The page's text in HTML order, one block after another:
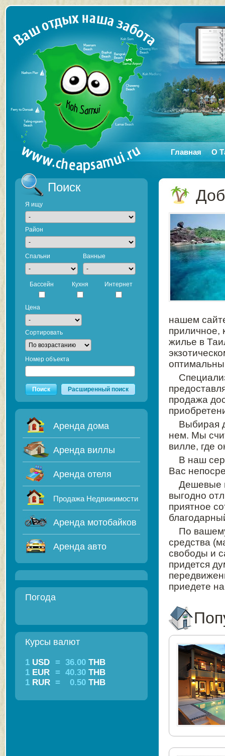
Главная О
Поиск
Я ищу
Район
Спальни Ванные
Бассейн Кухня Интернет
Цена
Сортировать
Номер объекта
Поиск Расширенный поиск
Аренда дома
Аренда виллы
Аренда отеля
Продажа Недвижимости
Аренда мотобайков
Аренда авто
Погода
Курсы валют
1 USD = 36.00 THB
1 EUR = 40.30 THB
1 RUR = 0.50 THB
нашем
приличное,
жилье в
продажа
Выбирая
нем. Мы
вилле, где
В наш
Вас
Дешевые
выгодно
приятное
По
средства
свободы и
придется
приедете